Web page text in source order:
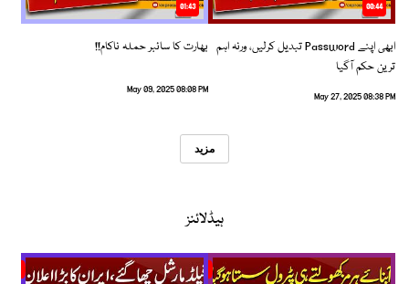
00:44
ابھی اپنے Password تبدیل کرلیں، ورنہ اہم
ترین حکم آگیا
May 27, 2025 08:38 PM
01:43
بھارت کا سائبر حملہ ناکام!!
May 09, 2025 08:08 PM
مزید
ہیڈلائنز